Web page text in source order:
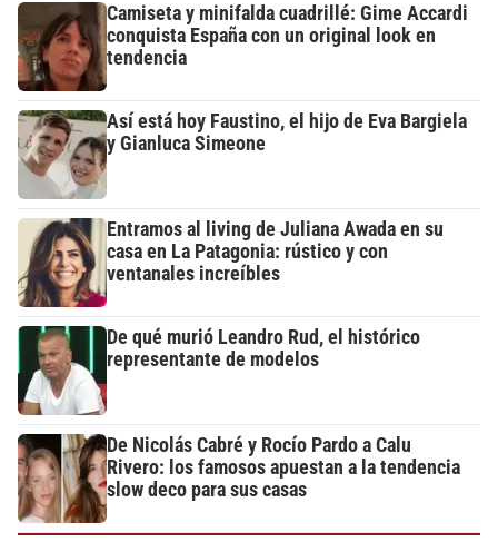
Camiseta y minifalda cuadrillé: Gime Accardi
conquista España con un original look en
tendencia
Así está hoy Faustino, el hijo de Eva Bargiela
y Gianluca Simeone
Entramos al living de Juliana Awada en su
casa en La Patagonia: rústico y con
ventanales increíbles
De qué murió Leandro Rud, el histórico
representante de modelos
De Nicolás Cabré y Rocío Pardo a Calu
Rivero: los famosos apuestan a la tendencia
slow deco para sus casas